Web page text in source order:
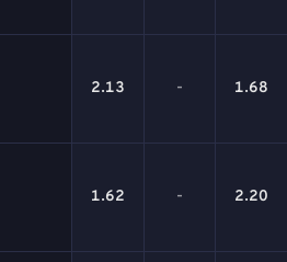
2.13 - 1.68
1.62 - 2.20